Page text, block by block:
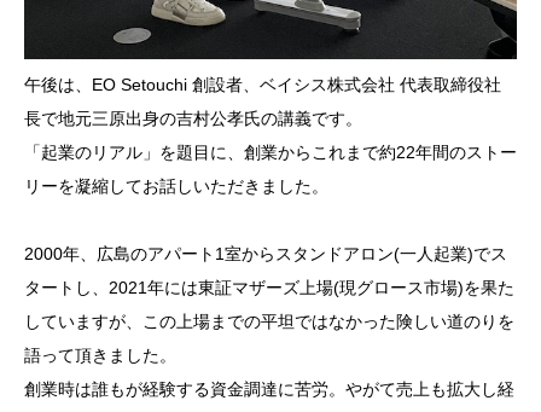
午後は、EO Setouchi 創設者、ベイシス株式会社 代表取締役社
長で地元三原出身の吉村公孝氏の講義です。
「起業のリアル」を題目に、創業からこれまで約22年間のストー
リーを凝縮してお話しいただきました。
2000年、広島のアパート1室からスタンドアロン(一人起業)でス
タートし、2021年には東証マザーズ上場(現グロース市場)を果た
していますが、この上場までの平坦ではなかった険しい道のりを
語って頂きました。
創業時は誰もが経験する資金調達に苦労。やがて売上も拡大し経